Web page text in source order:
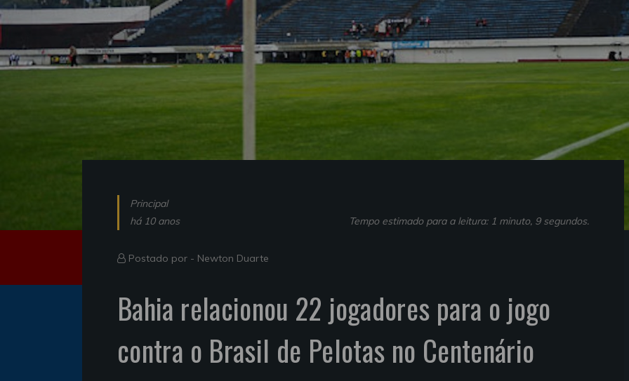
Principal
há 10 anos
Tempo estimado para a leitura: 1 minuto, 9 segundos.
Postado por - Newton Duarte
Bahia relacionou 22 jogadores para o jogo
contra o Brasil de Pelotas no Centenário